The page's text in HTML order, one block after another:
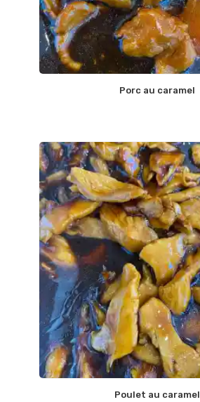
Porc au caramel
Poulet au caramel